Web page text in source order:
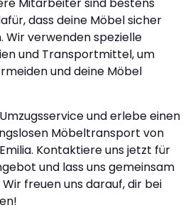
Mitarbeiter sind bestens
dass deine Möbel sicher
verwenden spezielle
und Transportmittel, um
und deine Möbel
und erlebe einen
Möbeltransport von
Kontaktiere uns jetzt für
und lass uns gemeinsam
freuen uns darauf, dir bei